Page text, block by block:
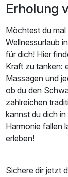
Erholung
Möchtest du
Wellnessurlaub
für dich! Hier
Kraft zu tanken:
Massagen und
ob du den
zahlreichen
kannst du dich
Harmonie fallen
erleben!
Sichere dir jetzt